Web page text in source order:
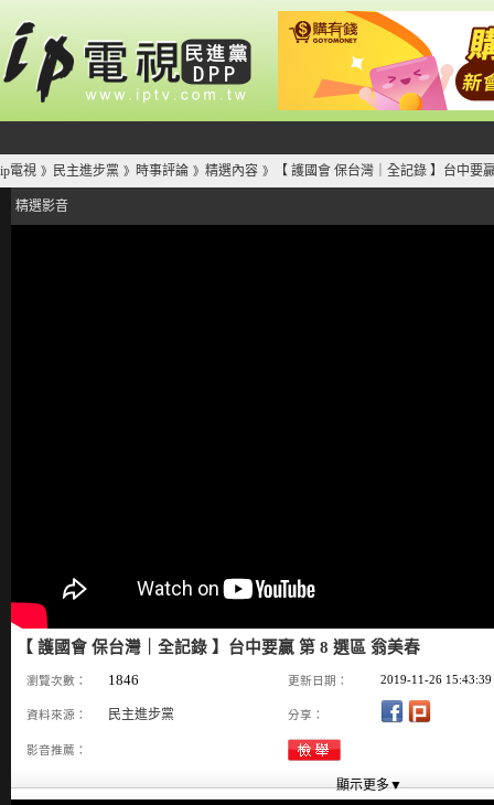
ip電視 》 民主進步黨 》 時事評論 》 精選內容 》 【 護國會 保台灣｜全記錄 】台中要
精選影音
【 護國會 保台灣｜全記錄 】台中要贏 第 8 選區 翁美春
瀏覽次數： 1846 更新日期： 2019-11-26 15:43:39
資料來源： 民主進步黨 分享：
影音推薦：